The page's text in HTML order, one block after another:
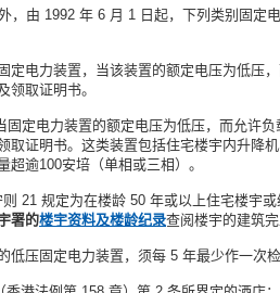
，由 1992 年 6 月 1 日起，下列类别固定
定电力装置，当该装置的额定电压为低压
领取证明书。
固定电力装置的额定电压为低压，而允许负
取证明书。这类装置包括住宅楼宇内升降
超逾100安培（单相或三相）。
21 规定为在楼龄 50 年或以上住宅楼宇
署的楼宇资料及楼龄纪录查阅楼宇的建筑完
低压固定电力装置，须每 5 年最少作一次